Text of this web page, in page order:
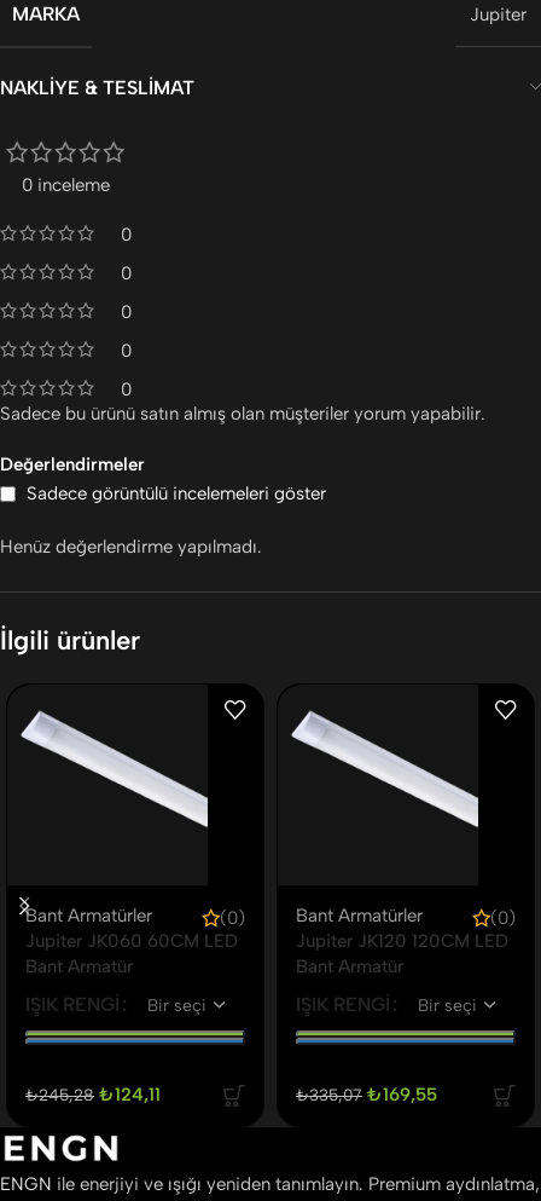
MARKA Jupiter
NAKLIYE & TESLIMAT
0 inceleme
0
0
0
0
0
Değerlendirmeler
Sadece görüntülü incelemeleri göster
Henüz değerlendirme yapılmadı.
Sadece bu ürünü satın almış olan müşteriler yorum yapabilir.
İlgili ürünler
Bant Armatürler
(0)
Jupiter JK060 60CM LED
Bant Armatür
IŞIK RENGI
₺245,28 ₺124,11
Bant Armatürler
(0)
Jupiter JK120 120CM LED
Bant Armatür
IŞIK RENGI
₺335,07 ₺169,55
ENGN ile enerjiyi ve ışığı yeniden tanımlayın. Premium aydınlatma,